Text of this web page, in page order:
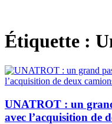
Étiquette :
UNATROT : un
avec l’acquisition de